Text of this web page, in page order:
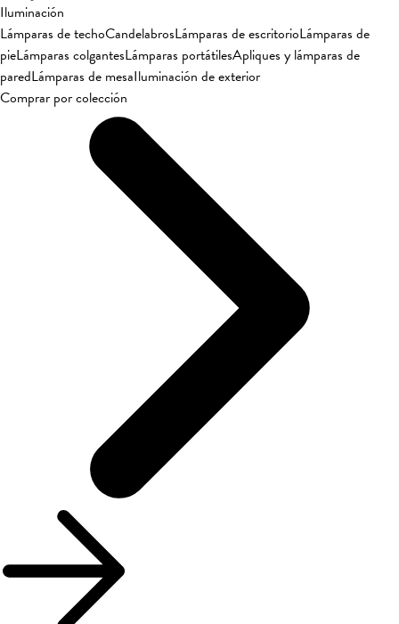
Iluminación
Lámparas de techoCandelabrosLámparas de escritorioLámparas de
pieLámparas colgantesLámparas portátilesApliques y lámparas de
paredLámparas de mesaIluminación de exterior
Comprar por colección